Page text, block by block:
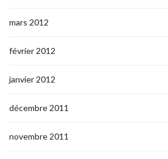
mars 2012
février 2012
janvier 2012
décembre 2011
novembre 2011